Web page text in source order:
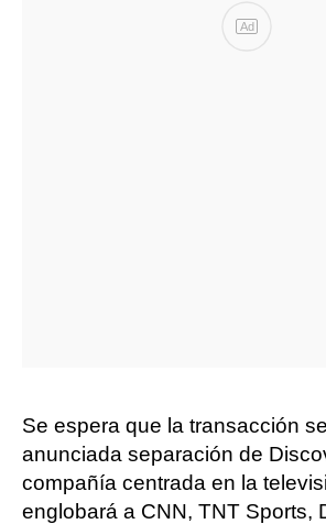
Ad
Se espera que la transacción
anunciada separación de
compañía centrada en la
englobará a CNN, TNT Sports,